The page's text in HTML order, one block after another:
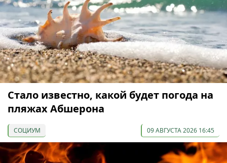
Стало известно, какой будет погода на
пляжах Абшерона
СОЦИУМ 09 АВГУСТА 2026 16:45